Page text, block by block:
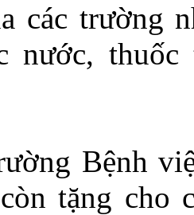
các trường
nước, thuốc
Bệnh
tặng cho